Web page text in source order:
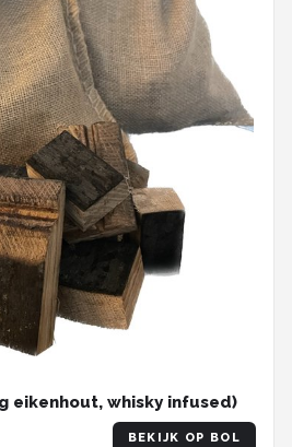
eikenhout, whisky infused)
BEKIJK OP BOL